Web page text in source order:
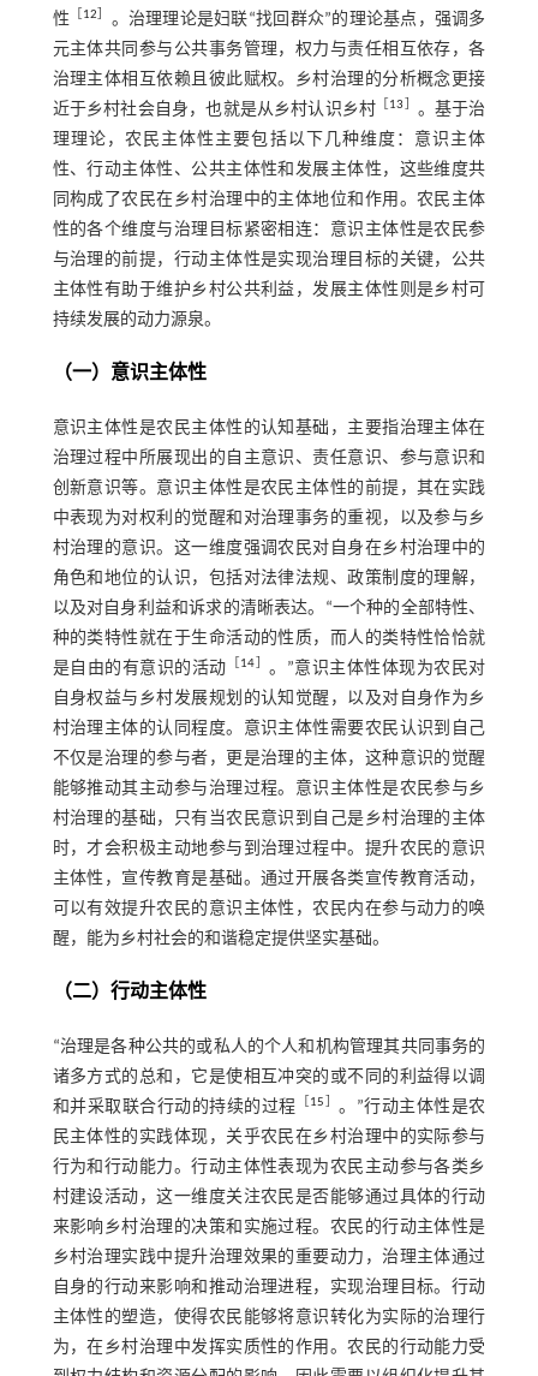
性
12
。治理理论是妇联“找回群众”的理论基点，强调多
元主体共同参与公共事务管理，权力与责任相互依存，各
治理主体相互依赖且彼此赋权。乡村治理的分析概念更接
近于乡村社会自身，也就是从乡村认识乡村
13
。基于治
理理论，农民主体性主要包括以下几种维度：意识主体
性、行动主体性、公共主体性和发展主体性，这些维度共
同构成了农民在乡村治理中的主体地位和作用。农民主体
性的各个维度与治理目标紧密相连：意识主体性是农民参
与治理的前提，行动主体性是实现治理目标的关键，公共
主体性有助于维护乡村公共利益，发展主体性则是乡村可
持续发展的动力源泉。
（一）意识主体性
意识主体性是农民主体性的认知基础，主要指治理主体在
治理过程中所展现出的自主意识、责任意识、参与意识和
创新意识等。意识主体性是农民主体性的前提，其在实践
中表现为对权利的觉醒和对治理事务的重视，以及参与乡
村治理的意识。这一维度强调农民对自身在乡村治理中的
角色和地位的认识，包括对法律法规、政策制度的理解，
以及对自身利益和诉求的清晰表达。“一个种的全部特性、
种的类特性就在于生命活动的性质，而人的类特性恰恰就
是自由的有意识的活动
14
。”意识主体性体现为农民对
自身权益与乡村发展规划的认知觉醒，以及对自身作为乡
村治理主体的认同程度。意识主体性需要农民认识到自己
不仅是治理的参与者，更是治理的主体，这种意识的觉醒
能够推动其主动参与治理过程。意识主体性是农民参与乡
村治理的基础，只有当农民意识到自己是乡村治理的主体
时，才会积极主动地参与到治理过程中。提升农民的意识
主体性，宣传教育是基础。通过开展各类宣传教育活动，
可以有效提升农民的意识主体性，农民内在参与动力的唤
醒，能为乡村社会的和谐稳定提供坚实基础。
（二）行动主体性
“治理是各种公共的或私人的个人和机构管理其共同事务的
诸多方式的总和，它是使相互冲突的或不同的利益得以调
和并采取联合行动的持续的过程
15
。”行动主体性是农
民主体性的实践体现，关乎农民在乡村治理中的实际参与
行为和行动能力。行动主体性表现为农民主动参与各类乡
村建设活动，这一维度关注农民是否能够通过具体的行动
来影响乡村治理的决策和实施过程。农民的行动主体性是
乡村治理实践中提升治理效果的重要动力，治理主体通过
自身的行动来影响和推动治理进程，实现治理目标。行动
主体性的塑造，使得农民能够将意识转化为实际的治理行
为，在乡村治理中发挥实质性的作用。农民的行动能力受